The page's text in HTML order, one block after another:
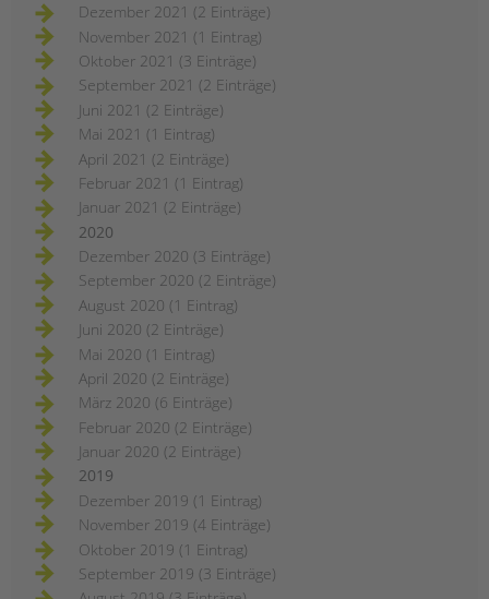
Dezember 2021 (2 Einträge)
November 2021 (1 Eintrag)
Oktober 2021 (3 Einträge)
September 2021 (2 Einträge)
Juni 2021 (2 Einträge)
Mai 2021 (1 Eintrag)
April 2021 (2 Einträge)
Februar 2021 (1 Eintrag)
Januar 2021 (2 Einträge)
2020
Dezember 2020 (3 Einträge)
September 2020 (2 Einträge)
August 2020 (1 Eintrag)
Juni 2020 (2 Einträge)
Mai 2020 (1 Eintrag)
April 2020 (2 Einträge)
März 2020 (6 Einträge)
Februar 2020 (2 Einträge)
Januar 2020 (2 Einträge)
2019
Dezember 2019 (1 Eintrag)
November 2019 (4 Einträge)
Oktober 2019 (1 Eintrag)
September 2019 (3 Einträge)